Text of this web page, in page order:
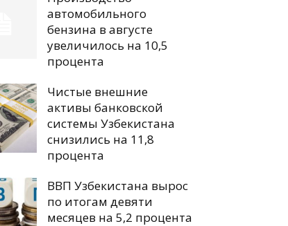
автомобильного
бензина в августе
увеличилось на 10,5
процента
Чистые внешние
активы банковской
системы Узбекистана
снизились на 11,8
процента
ВВП Узбекистана вырос
по итогам девяти
месяцев на 5,2 процента